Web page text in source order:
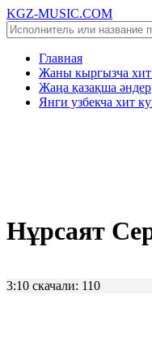
KGZ-MUSIC.COM
Главная
Жаны кыргызча
Жаңа қазақша әндер
Янги узбекча хит
Нұрсаят
3:10 скачали: 110